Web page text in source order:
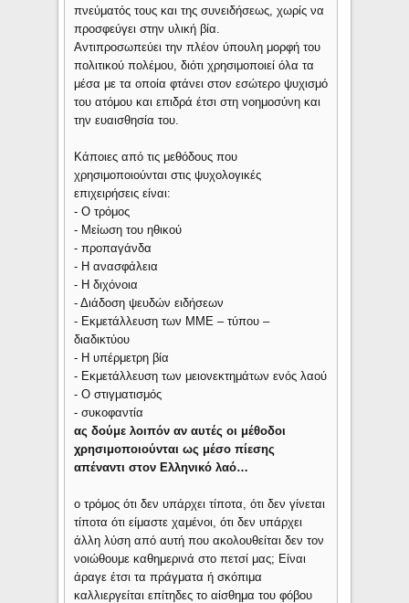
πνεύματός τους και της συνειδήσεως, χωρίς να
προσφεύγει στην υλική βία.
Αντιπροσωπεύει την πλέον ύπουλη μορφή του
πολιτικού πολέμου, διότι χρησιμοποιεί όλα τα
μέσα με τα οποία φτάνει στον εσώτερο ψυχισμό
του ατόμου και επιδρά έτσι στη νοημοσύνη και
την ευαισθησία του.
Κάποιες από τις μεθόδους που
χρησιμοποιούνται στις ψυχολογικές
επιχειρήσεις είναι:
- Ο τρόμος
- Μείωση του ηθικού
- προπαγάνδα
- Η ανασφάλεια
- Η διχόνοια
- Διάδοση ψευδών ειδήσεων
- Εκμετάλλευση των ΜΜΕ – τύπου –
διαδικτύου
- Η υπέρμετρη βία
- Εκμετάλλευση των μειονεκτημάτων ενός λαού
- Ο στιγματισμός
- συκοφαντία
ας δούμε λοιπόν αν αυτές οι μέθοδοι
χρησιμοποιούνται ως μέσο πίεσης
απέναντι στον Ελληνικό λαό…
ο τρόμος ότι δεν υπάρχει τίποτα, ότι δεν γίνεται
τίποτα ότι είμαστε χαμένοι, ότι δεν υπάρχει
άλλη λύση από αυτή που ακολουθείται δεν τον
νοιώθουμε καθημερινά στο πετσί μας; Είναι
άραγε έτσι τα πράγματα ή σκόπιμα
καλλιεργείται επίτηδες το αίσθημα του φόβου